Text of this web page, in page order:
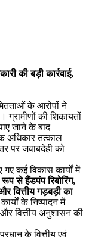
की बड़ी कार्रवाई,
के आरोपों ने
की शिकायतों
जाने के बाद
अधिकार तत्काल
पर जवाबदेही को
गए कई विकास कार्यों में
रूप से हैंडपंप रिबोरिंग,
वित्तीय गड़बड़ी का
के निष्पादन में
वित्तीय अनुशासन की
के वित्तीय एवं